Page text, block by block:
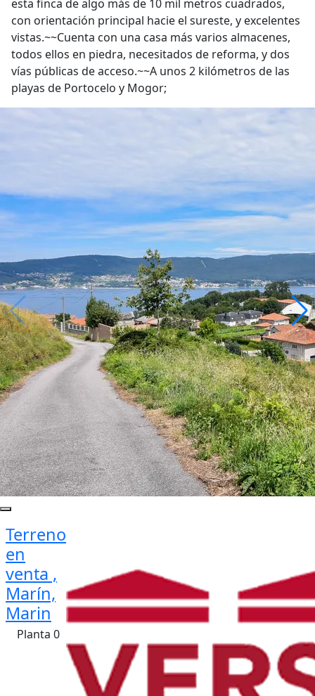
esta finca de algo más de 10 mil metros cuadrados,
con orientación principal hacie el sureste, y excelentes
vistas.~~Cuenta con una casa más varios almacenes,
todos ellos en piedra, necesitados de reforma, y dos
vías públicas de acceso.~~A unos 2 kilómetros de las
playas de Portocelo y Mogor;
Terreno
en
venta ,
Marín,
Marin
Planta 0